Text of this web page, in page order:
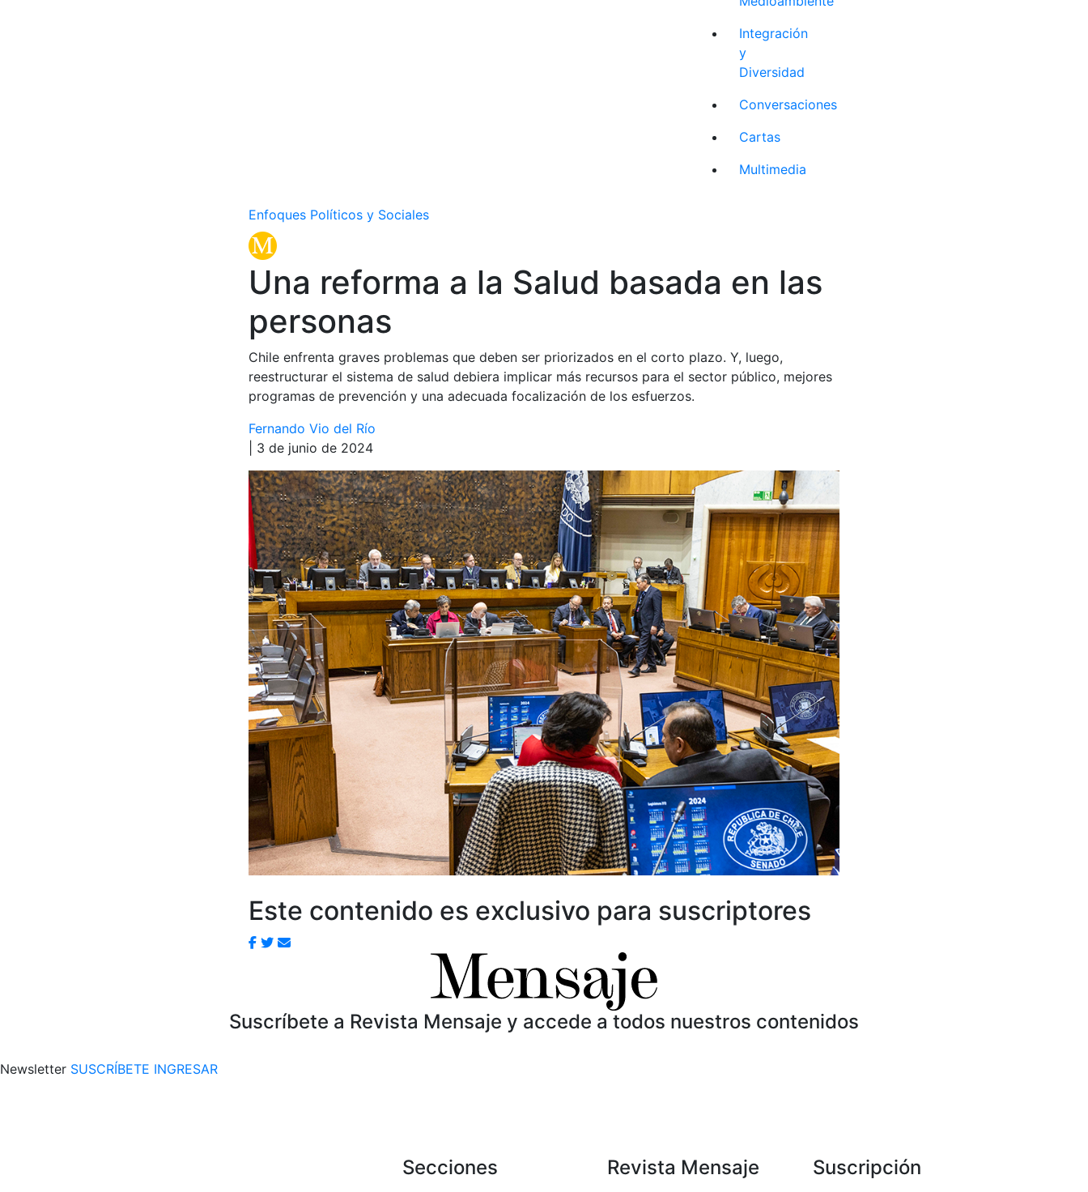
Integración
y
Diversidad
Conversaciones
Cartas
Multimedia
Enfoques Políticos y Sociales
Una reforma a la Salud basada en las
personas
Chile enfrenta graves problemas que deben ser priorizados en el corto plazo. Y, luego,
reestructurar el sistema de salud debiera implicar más recursos para el sector público, mejores
programas de prevención y una adecuada focalización de los esfuerzos.
Fernando Vio del Río
| 3 de junio de 2024
Este contenido es exclusivo para suscriptores
Suscríbete a Revista Mensaje y accede a todos nuestros contenidos
Newsletter SUSCRÍBETE INGRESAR
Secciones Revista Mensaje Suscripción